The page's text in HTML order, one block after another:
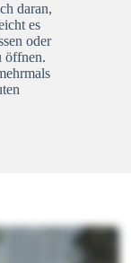
daran,
es
oder
öffnen.